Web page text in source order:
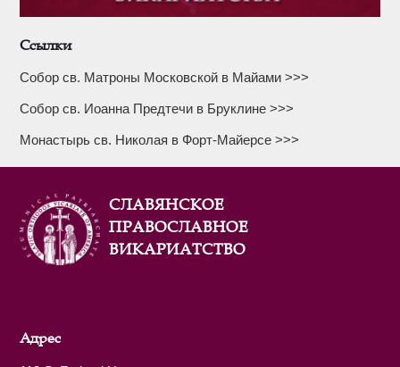
Ссылки
Собор св. Матроны Московской в Майами >>>
Собор св. Иоанна Предтечи в Бруклине >>>
Монастырь св. Николая в Форт-Майерсе >>>
СЛАВЯНСКОЕ
ПРАВОСЛАВНОЕ
ВИКАРИАТСТВО
Адрес